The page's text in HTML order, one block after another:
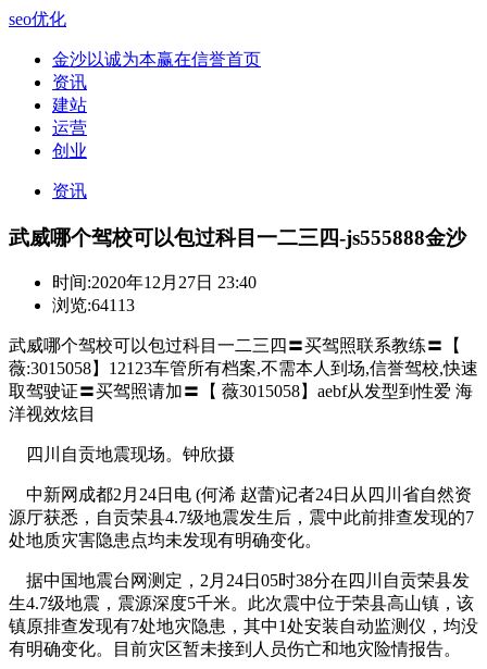
seo优化
金沙以诚为本赢在信誉首页
资讯
建站
运营
创业
资讯
武威哪个驾校可以包过科目一二三四-js555888金沙
时间:2020年12月27日 23:40
浏览:64113
武威哪个驾校可以包过科目一二三四〓买驾照联系教练〓【
薇:3015058】12123车管所有档案,不需本人到场,信誉驾校,快速
取驾驶证〓买驾照请加〓【 薇3015058】aebf从发型到性爱 海
洋视效炫目
四川自贡地震现场。钟欣摄
中新网成都2月24日电 (何浠 赵蕾)记者24日从四川省自然资
源厅获悉，自贡荣县4.7级地震发生后，震中此前排查发现的7
处地质灾害隐患点均未发现有明确变化。
据中国地震台网测定，2月24日05时38分在四川自贡荣县发
生4.7级地震，震源深度5千米。此次震中位于荣县高山镇，该
镇原排查发现有7处地灾隐患，其中1处安装自动监测仪，均没
有明确变化。目前灾区暂未接到人员伤亡和地灾险情报告。